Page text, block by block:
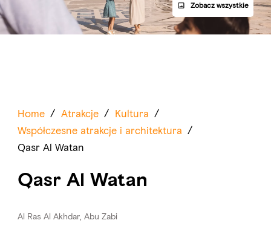
Zobacz wszystkie
Home / Atrakcje / Kultura /
Współczesne atrakcje i architektura /
Qasr Al Watan
Qasr Al Watan
Al Ras Al Akhdar, Abu Zabi